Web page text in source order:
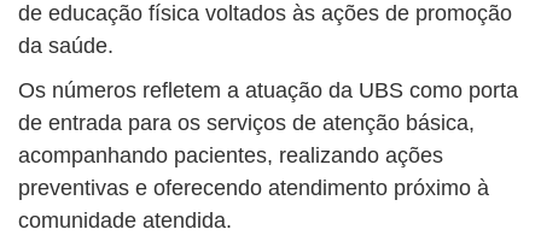
de educação física voltados às ações de promoção
da saúde.
Os números refletem a atuação da UBS como porta
de entrada para os serviços de atenção básica,
acompanhando pacientes, realizando ações
preventivas e oferecendo atendimento próximo à
comunidade atendida.